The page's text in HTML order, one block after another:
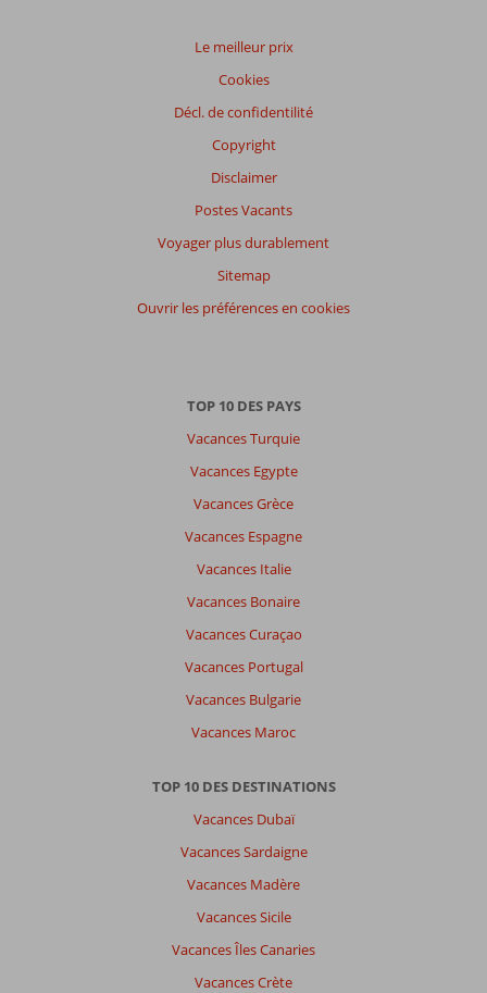
Le meilleur prix
Cookies
Décl. de confidentilité
Copyright
Disclaimer
Postes Vacants
Voyager plus durablement
Sitemap
Ouvrir les préférences en cookies
TOP 10 DES PAYS
Vacances Turquie
Vacances Egypte
Vacances Grèce
Vacances Espagne
Vacances Italie
Vacances Bonaire
Vacances Curaçao
Vacances Portugal
Vacances Bulgarie
Vacances Maroc
TOP 10 DES DESTINATIONS
Vacances Dubaï
Vacances Sardaigne
Vacances Madère
Vacances Sicile
Vacances Îles Canaries
Vacances Crète